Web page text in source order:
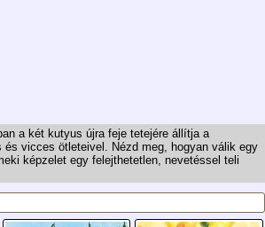
a két kutyus újra feje tetejére állítja a
és vicces ötleteivel. Nézd meg, hogyan válik egy
képzelet egy felejthetetlen, nevetéssel teli